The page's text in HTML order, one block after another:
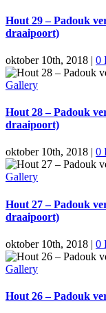
Hout 29 – Padouk
draaipoort)
oktober 10th, 2018 | 0
Gallery
Hout 28 – Padouk
draaipoort)
oktober 10th, 2018 | 0
Gallery
Hout 27 – Padouk
draaipoort)
oktober 10th, 2018 | 0
Gallery
Hout 26 – Padouk